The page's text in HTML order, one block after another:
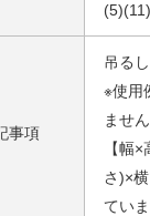
800-83
ス
地
￥
61-
事項
吊る
※使用
ません
【幅
さ)×
ていま